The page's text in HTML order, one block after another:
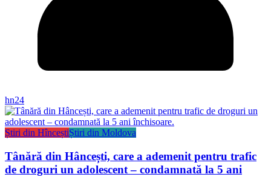
hn24
Știri din HînceștiȘtiri din Moldova
Tânără din Hâncești, care a ademenit pentru trafic
de droguri un adolescent – condamnată la 5 ani